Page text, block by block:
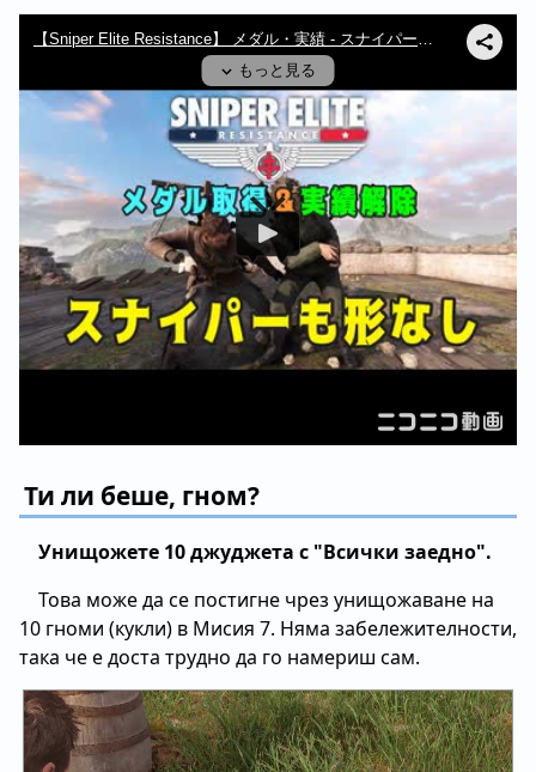
Ти ли беше, гном?
Унищожете 10 джуджета с "Всички заедно".
Това може да се постигне чрез унищожаване на
10 гноми (кукли) в Мисия 7. Няма забележителности,
така че е доста трудно да го намериш сам.